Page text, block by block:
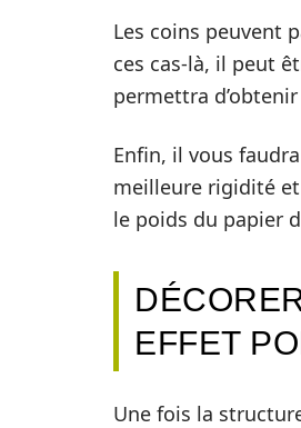
Les coins peuvent
ces cas-là, il peut
permettra
Enfin, il vous
meilleure rigidité
le poids du papier
EFFET
Une fois la